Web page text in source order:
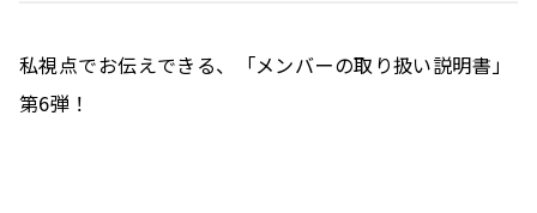
私視点でお伝えできる、「メンバーの取り扱い説明書」
第6弾！